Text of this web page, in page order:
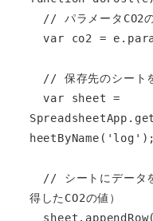
  var co2 = e.parameter.co2;
  var sheet =
heetByName('log');
得したCO2の値）